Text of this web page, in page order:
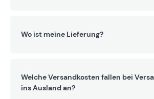
Wo ist meine Lieferung?
Welche Versandkosten fallen bei
ins Ausland an?